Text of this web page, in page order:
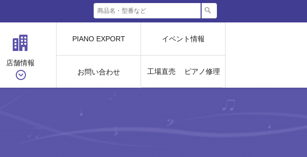
店舗情報
PIANO EXPORT
お問い合わせ
イベント情報
工場直売 ピアノ修理